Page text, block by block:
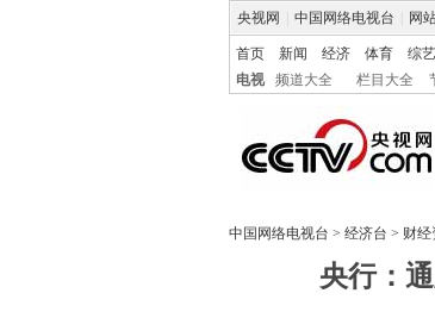
央视网 中国网络电视台 网
首页 新闻 经济 体育 综艺
电视
频道大全 栏目大全
中国网络电视台 > 经济台 > 财经
央行：